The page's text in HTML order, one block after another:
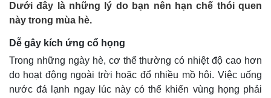
Dưới đây là những lý do bạn nên hạn chế thói quen
này trong mùa hè.
Dễ gây kích ứng cổ họng
Trong những ngày hè, cơ thể thường có nhiệt độ cao hơn
do hoạt động ngoài trời hoặc đổ nhiều mồ hôi. Việc uống
nước đá lạnh ngay lúc này có thể khiến vùng họng phải